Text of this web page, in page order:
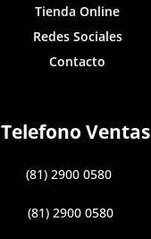
Tienda Online
Redes Sociales
Contacto
Telefono Ventas
(81) 2900 0580
(81) 2900 0580